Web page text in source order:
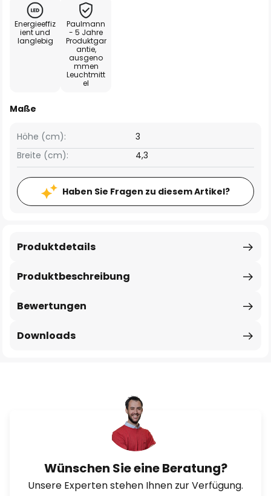
Energieeffiz
ient und
langlebig
Paulmann
- 5 Jahre
Produktgar
antie,
ausgeno
mmen
Leuchtmitt
el
Maße
Breite (cm): 4,3
Höhe (cm): 3
Haben Sie Fragen zu diesem Artikel?
Produktbeschreibung
Produktdetails
Bewertungen
Downloads
Wünschen Sie eine Beratung?
Unsere Experten stehen Ihnen zur Verfügung.